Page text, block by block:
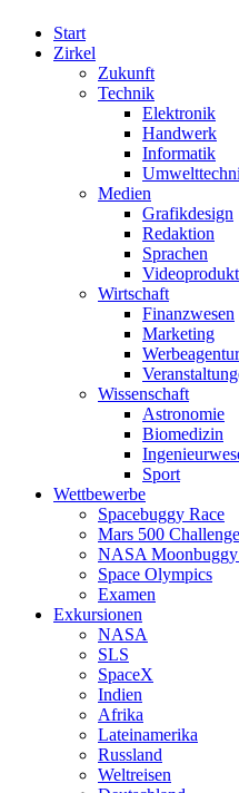
Start
Zirkel
Zukunft
Technik
Elektronik
Handwerk
Informatik
Medien
Grafikdesign
Redaktion
Sprachen
Wirtschaft
Finanzwesen
Marketing
Werbeagentur
Wissenschaft
Astronomie
Biomedizin
Sport
Wettbewerbe
Spacebuggy Race
Mars 500 Challenge
NASA Moonbuggy
Space Olympics
Examen
Exkursionen
NASA
SLS
SpaceX
Indien
Afrika
Lateinamerika
Russland
Weltreisen